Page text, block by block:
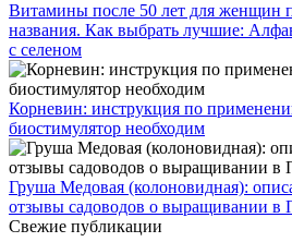
Витамины после 50 лет для женщин
названия. Как выбрать лучшие:
с селеном
Корневин: инструкция по
биостимулятор необходим
Груша Медовая (колоновидная):
отзывы садоводов о выращивании в
Свежие публикации